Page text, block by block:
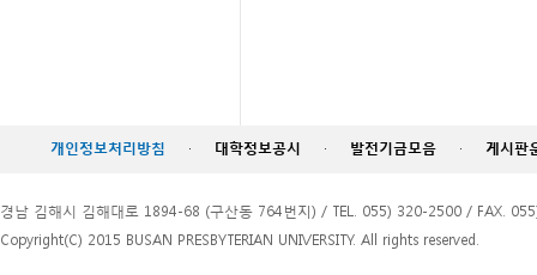
개인정보처리방침 · 대학정보공시 · 발전기금모음 · 게시판
경남 김해시 김해대로 1894-68 (구산동 764번지) / TEL. 055) 320-2500 / FAX.
Copyright(C) 2015 BUSAN PRESBYTERIAN UNIVERSITY. All rights reserved.